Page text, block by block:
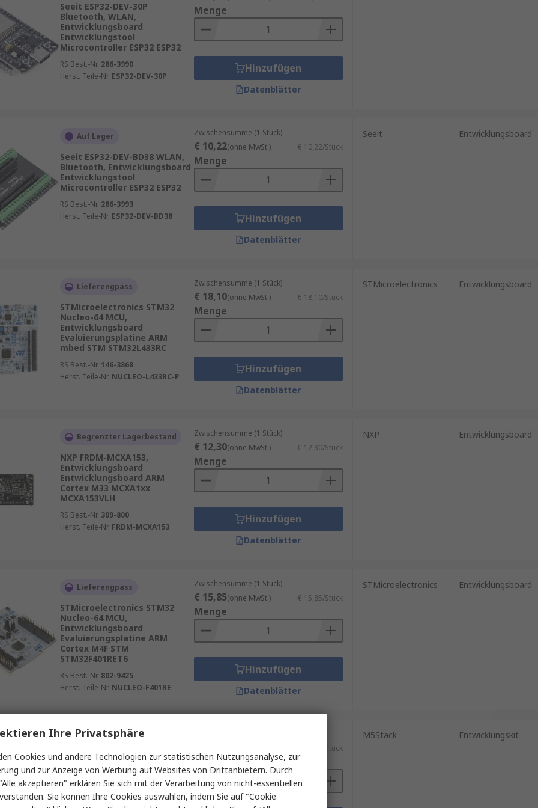
Laden von Firmware und die Fehlersuche direkt auf dem Zielsystem.
Tests.
Software für eine effiziente Programmierung.
Code schreiben, sondern auch die Hardware optimal konfigurieren und testen.
automatisierte Prozesse beschleunigen die Entwicklung.
helfen, Probleme frühzeitig zu erkennen.
Architekturen wie ARM, AVR, PIC oder ESP32.
und Schnittstellen (USB, JTAG, SWD).
schnelle Projekte.
für PIC- und AVR-Controller.
Sie auch unseren Ratgeber ->
Leitfaden Mikrocontroller
Seeit ESP32-DEV-30P
Bluetooth, WLAN,
Entwicklungsboard
Entwicklungstool
Microcontroller ESP32 ESP32
RS Best.-Nr. 286-3990
Herst. Teile-Nr. ESP32-DEV-30P
Menge
Hinzufügen
Datenblätter
Auf Lager
Seeit ESP32-DEV-BD38 WLAN,
Bluetooth, Entwicklungsboard
Entwicklungstool
Microcontroller ESP32 ESP32
RS Best.-Nr. 286-3993
Herst. Teile-Nr. ESP32-DEV-BD38
Zwischensumme (1 Stück)
€ 10,22(ohne MwSt.) € 10,22/Stück
Menge
Hinzufügen
Datenblätter
Seeit Entwicklungsboard
Lieferengpass
STMicroelectronics STM32
Nucleo-64 MCU,
Entwicklungsboard
Evaluierungsplatine ARM
mbed STM STM32L433RC
RS Best.-Nr. 146-3868
Herst. Teile-Nr. NUCLEO-L433RC-P
Zwischensumme (1 Stück)
€ 18,10(ohne MwSt.) € 18,10/Stück
Menge
Hinzufügen
Datenblätter
STMicroelectronics Entwicklungsboard
Begrenzter Lagerbestand
NXP FRDM-MCXA153,
Entwicklungsboard
Entwicklungsboard ARM
Cortex M33 MCXA1xx
MCXA153VLH
RS Best.-Nr. 309-800
Herst. Teile-Nr. FRDM-MCXA153
Zwischensumme (1 Stück)
€ 12,30(ohne MwSt.) € 12,30/Stück
Menge
Hinzufügen
Datenblätter
NXP Entwicklungsboard
Lieferengpass
STMicroelectronics STM32
Nucleo-64 MCU,
Entwicklungsboard
Evaluierungsplatine ARM
Cortex M4F STM
STM32F401RET6
RS Best.-Nr. 802-9425
Herst. Teile-Nr. NUCLEO-F401RE
Zwischensumme (1 Stück)
€ 15,85(ohne MwSt.) € 15,85/Stück
Menge
Hinzufügen
Datenblätter
STMicroelectronics Entwicklungsboard
Auf Lager
M5Stack M5Stamp C3
Bluetooth, WLAN,
Entwicklungskit
Entwicklungstool
Microcontroller 32-Bit-Kern
€ 6,58/Stück
Menge
M5Stack Entwicklungskit
Ihre Privatsphäre
Cookies und andere Technologien zur statistischen Nutzungsanalyse, zur
und zur Anzeige von Werbung auf Websites von Drittanbietern. Durch
akzeptieren" erklären Sie sich mit der Verarbeitung von nicht-essentiellen
Sie können Ihre Cookies auswählen, indem Sie auf "Cookie